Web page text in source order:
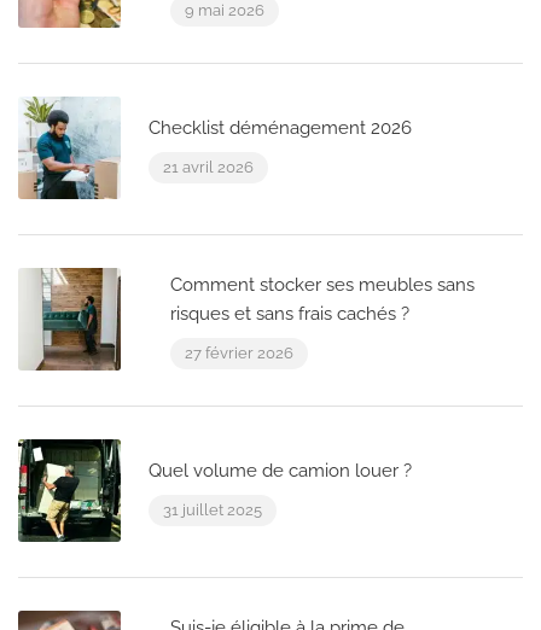
9 mai 2026
Checklist déménagement 2026
21 avril 2026
Comment stocker ses meubles sans
risques et sans frais cachés ?
27 février 2026
Quel volume de camion louer ?
31 juillet 2025